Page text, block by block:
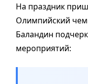
На праздник
Олимпийский
Баландин
мероприятий: